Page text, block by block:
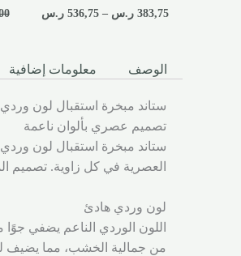
383,75 ر.س –
536,75 ر.س
الوصف معلومات إضافية
ستاند مبخرة استقبال لون
تصميم عصري بألوان ناعمة
ستاند مبخرة استقبال لون
العصرية في كل زاوية. تصميم
لون وردي هادئ
اللون الوردي الناعم يضفي جوًا
من جمالية الخشب، مما يضيف